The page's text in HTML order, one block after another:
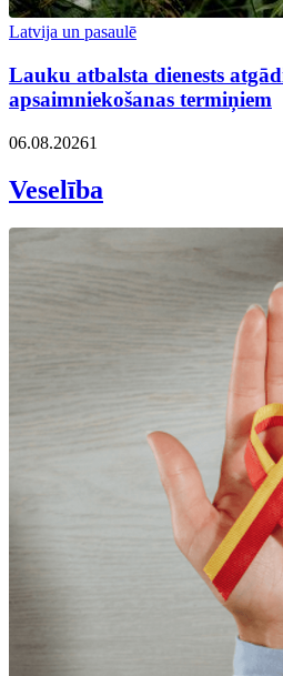
Latvija un pasaulē
Lauku atbalsta dienests
apsaimniekošanas termiņiem
06.08.20261
Veselība